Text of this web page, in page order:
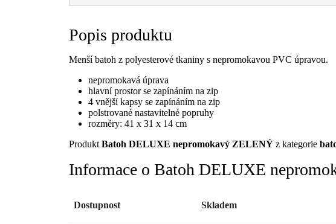
Popis produktu
Menší batoh z polyesterové tkaniny s nepromokavou PVC úpravou.
nepromokavá úprava
hlavní prostor se zapínáním na zip
4 vnější kapsy se zapínáním na zip
polstrované nastavitelné popruhy
rozměry: 41 x 31 x 14 cm
Produkt Batoh DELUXE nepromokavý ZELENÝ z kategorie
Informace o Batoh DELUXE
Dostupnost Skladem